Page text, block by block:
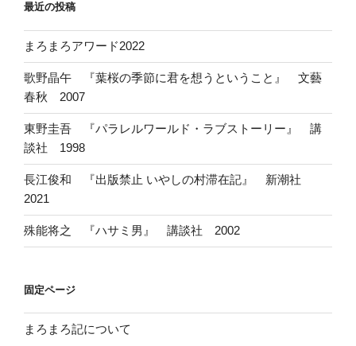
最近の投稿
まろまろアワード2022
歌野晶午 『葉桜の季節に君を想うということ』 文藝
春秋 2007
東野圭吾 『パラレルワールド・ラブストーリー』 講
談社 1998
長江俊和 『出版禁止 いやしの村滞在記』 新潮社
2021
殊能将之 『ハサミ男』 講談社 2002
固定ページ
まろまろ記について